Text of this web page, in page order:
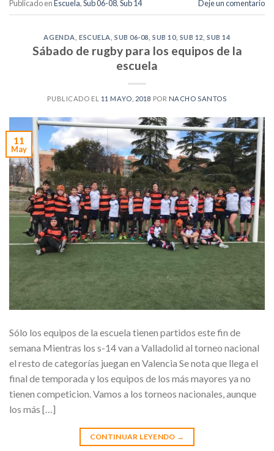
Publicado enEscuela,Sub 06-08,Sub 14 Deje un comentario
AGENDA ESCUELA SUB 06-08 ,SUB 10, SUB 12 ,SUB 14
Sábado de rugby para los equipos de la
escuela
PUBLICADO EL 11 MAYO, 2018 POR NACHO SANTOS
11
May
Sólo los equipos de la escuela tienen partidos este fin de
semana Mientras los s-14 van a Valladolid al torneo nacional
el resto de categorías juegan en Valencia Se nota que llega el
final de temporada y los equipos de los más mayores ya no
tienen competicion. Vamos a los torneos nacionales, aunque
los más […]
CONTINUAR LEYENDO →